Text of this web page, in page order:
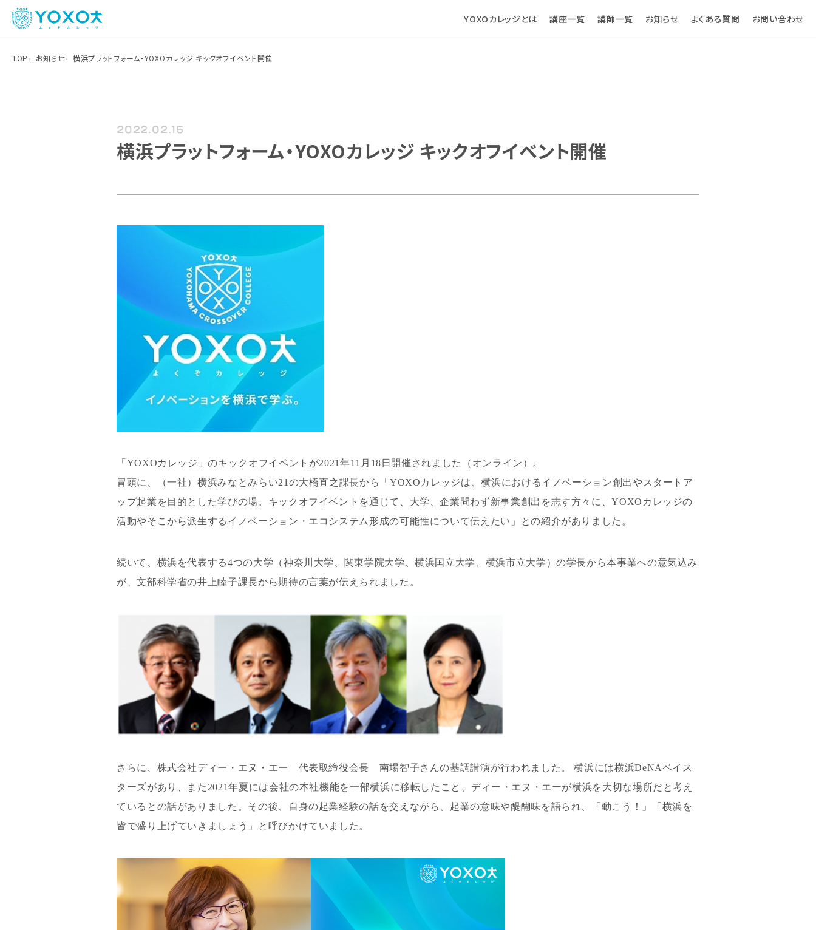
YOXOカレッジとは 講座一覧 講師一覧 お知らせ よくある質問 お問い合わせ
TOP お知らせ 横浜プラットフォーム・YOXOカレッジ キックオフイベント開催
2022.02.15
横浜プラットフォーム・YOXOカレッジ キックオフイベント開催
「YOXOカレッジ」のキックオフイベントが2021年11月18日開催されました（オンライン）。
冒頭に、（一社）横浜みなとみらい21の大橋直之課長から「YOXOカレッジは、横浜におけるイノベーション創出やスタートア
ップ起業を目的とした学びの場。キックオフイベントを通じて、大学、企業問わず新事業創出を志す方々に、YOXOカレッジの
活動やそこから派生するイノベーション・エコシステム形成の可能性について伝えたい」との紹介がありました。
続いて、横浜を代表する4つの大学（神奈川大学、関東学院大学、横浜国立大学、横浜市立大学）の学長から本事業への意気込み
が、文部科学省の井上睦子課長から期待の言葉が伝えられました。
さらに、株式会社ディー・エヌ・エー 代表取締役会長 南場智子さんの基調講演が行われました。 横浜には横浜DeNAベイス
ターズがあり、また2021年夏には会社の本社機能を一部横浜に移転したこと、ディー・エヌ・エーが横浜を大切な場所だと考え
ているとの話がありました。その後、自身の起業経験の話を交えながら、起業の意味や醍醐味を語られ、「動こう！」「横浜を
皆で盛り上げていきましょう」と呼びかけていました。